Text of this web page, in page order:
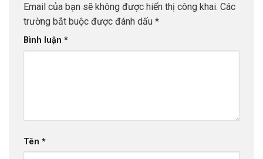
Email của bạn sẽ không được hiển thị công khai. Các
trường bắt buộc được đánh dấu *
Bình luận *
Tên *